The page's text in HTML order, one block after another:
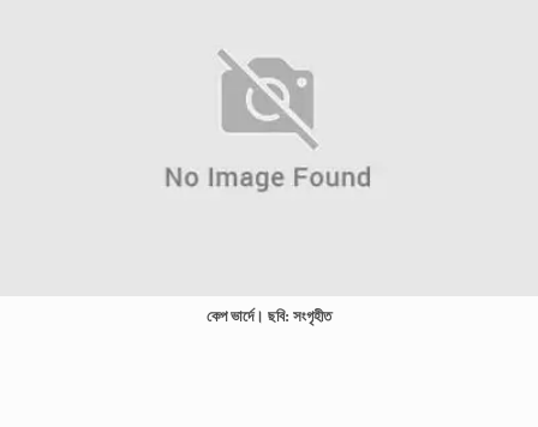
কেপ ভার্দে। ছবি: সংগৃহীত